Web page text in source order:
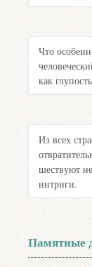
Что
как
Из всех
шествуют
интриги.
Памятные